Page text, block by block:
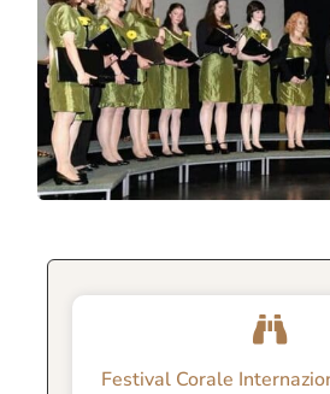
Festival Corale